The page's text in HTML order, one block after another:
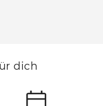
dich